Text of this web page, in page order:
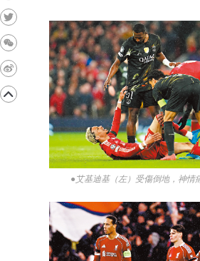
●艾基迪基（左）受傷倒地，神情